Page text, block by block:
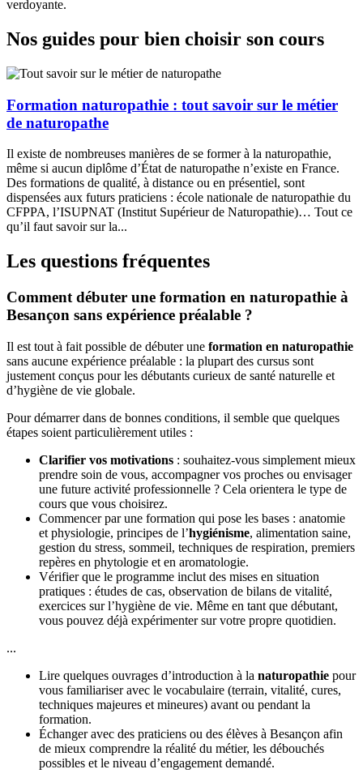
verdoyante.
Nos guides pour bien choisir son cours
Formation naturopathie : tout savoir sur le métier
de naturopathe
Il existe de nombreuses manières de se former à la naturopathie,
même si aucun diplôme d’État de naturopathe n’existe en France.
Des formations de qualité, à distance ou en présentiel, sont
dispensées aux futurs praticiens : école nationale de naturopathie du
CFPPA, l’ISUPNAT (Institut Supérieur de Naturopathie)… Tout ce
qu’il faut savoir sur la...
Les questions fréquentes
Comment débuter une formation en naturopathie à
Besançon sans expérience préalable ?
Il est tout à fait possible de débuter une formation en naturopathie
sans aucune expérience préalable : la plupart des cursus sont
justement conçus pour les débutants curieux de santé naturelle et
d’hygiène de vie globale.
Pour démarrer dans de bonnes conditions, il semble que quelques
étapes soient particulièrement utiles :
Clarifier vos motivations : souhaitez-vous simplement mieux
prendre soin de vous, accompagner vos proches ou envisager
une future activité professionnelle ? Cela orientera le type de
cours que vous choisirez.
Commencer par une formation qui pose les bases : anatomie
et physiologie, principes de l’hygiénisme, alimentation saine,
gestion du stress, sommeil, techniques de respiration, premiers
repères en phytologie et en aromatologie.
Vérifier que le programme inclut des mises en situation
pratiques : études de cas, observation de bilans de vitalité,
exercices sur l’hygiène de vie. Même en tant que débutant,
vous pouvez déjà expérimenter sur votre propre quotidien.
...
Lire quelques ouvrages d’introduction à la naturopathie pour
vous familiariser avec le vocabulaire (terrain, vitalité, cures,
techniques majeures et mineures) avant ou pendant la
formation.
Échanger avec des praticiens ou des élèves à Besançon afin
de mieux comprendre la réalité du métier, les débouchés
possibles et le niveau d’engagement demandé.